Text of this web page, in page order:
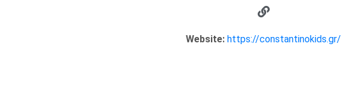
Website: https://constantinokids.gr/